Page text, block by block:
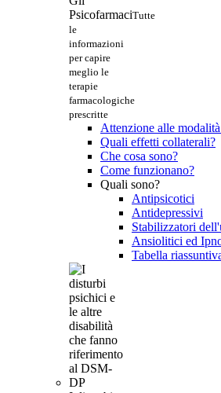
PsicofarmaciTutte
le
informazioni
per capire
meglio le
terapie
farmacologiche
prescritte
Attenzione alle
Quali effetti collaterali?
Che cosa sono?
Come funzionano?
Quali sono?
Antipsicotici
Antidepressivi
Stabilizzatori
Ansiolitici ed
Tabella